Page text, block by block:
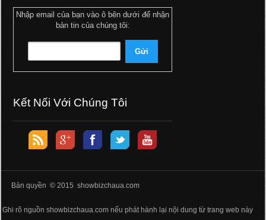
Nhập email của bạn vào ô bên dưới để nhận
bản tin của chúng tôi:
Kết Nối Với Chúng Tôi
Bản quyền © 2015 showbizchaua.com
Ghi rõ nguồn showbizchaua.com nếu phát hành lại nội dung từ trang web này